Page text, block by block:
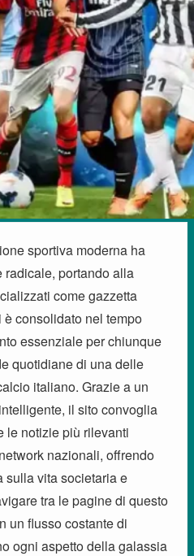
sportiva moderna ha
radicale, portando alla
come gazzetta
consolidato nel tempo
essenziale per chiunque
quotidiane di una delle
italiano. Grazie a un
il sito convoglia
le notizie più rilevanti
nazionali, offrendo
sulla vita societaria e
tra le pagine di questo
un flusso costante di
ogni aspetto della galassia